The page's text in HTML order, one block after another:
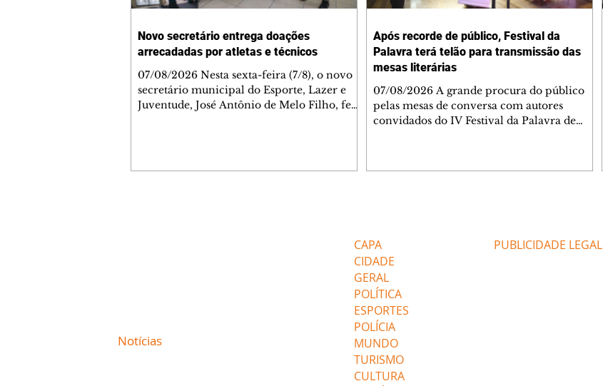
Novo secretário entrega doações
arrecadadas por atletas e técnicos
07/08/2026 Nesta sexta-feira (7/8), o novo
secretário municipal do Esporte, Lazer e
Juventude, José Antônio de Melo Filho, fez
Após recorde de público, Festival da
Palavra terá telão para transmissão das
mesas literárias
07/08/2026 A grande procura do público
pelas mesas de conversa com autores
convidados do IV Festival da Palavra de
a programação. A medida foi adotada
depois que o Teatro do Memorial, com
capacidade pa
Notícias
CAPA
CIDADE
GERAL
POLÍTICA
ESPORTES
POLÍCIA
MUNDO
TURISMO
CULTURA
PUBLICIDADE LEGAL